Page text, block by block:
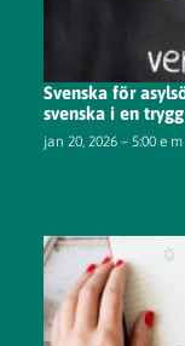
Svenska för
svenska i en
jan 20, 2026 – 5:00 e m